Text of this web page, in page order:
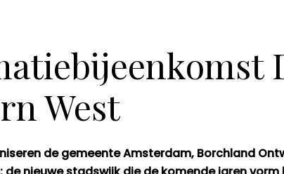
West
de gemeente Amsterdam, Borchland